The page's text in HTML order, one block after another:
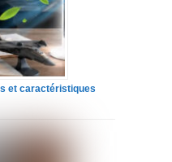
et caractéristiques